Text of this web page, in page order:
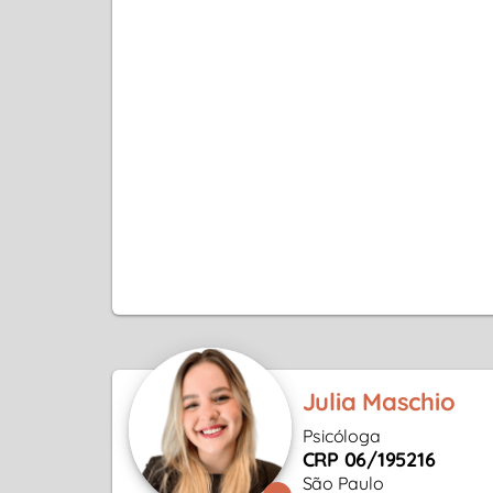
Julia Maschio
Psicóloga
CRP 06/195216
São Paulo